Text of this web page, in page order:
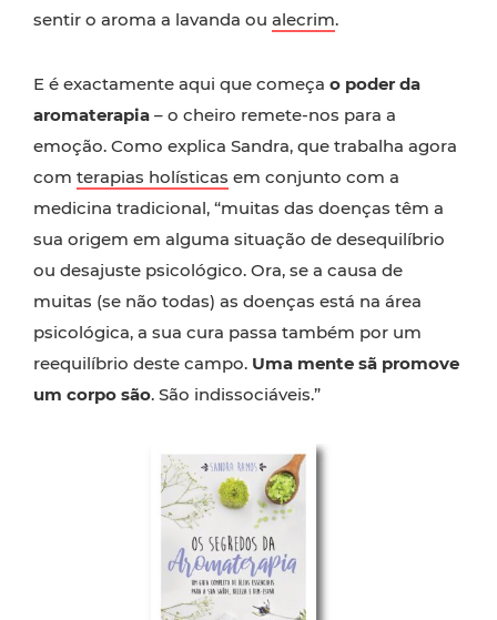
sentir o aroma a lavanda ou alecrim.
E é exactamente aqui que começa o poder da
aromaterapia – o cheiro remete-nos para a
emoção. Como explica Sandra, que trabalha agora
com terapias holísticas em conjunto com a
medicina tradicional, “muitas das doenças têm a
sua origem em alguma situação de desequilíbrio
ou desajuste psicológico. Ora, se a causa de
muitas (se não todas) as doenças está na área
psicológica, a sua cura passa também por um
reequilíbrio deste campo. Uma mente sã promove
um corpo são. São indissociáveis.”